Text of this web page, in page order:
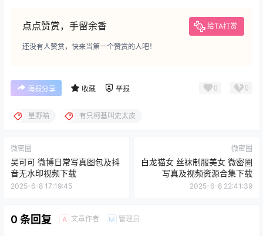
点点赞赏，手留余香 给TA打赏
还没有人赞赏，快来当第一个赞赏的人吧！
海报分享 收藏 举报 0 0
星野喵 有只柯基叫史太皮
微密圈
吴可可 微博日常写真图包及抖
音无水印视频下载
2025-6-8 17:19:45
微密圈
白龙猫女 丝袜制服美女 微密圈
写真及视频资源合集下载
2025-6-8 22:41:39
0 条回复 A 文章作者 M 管理员